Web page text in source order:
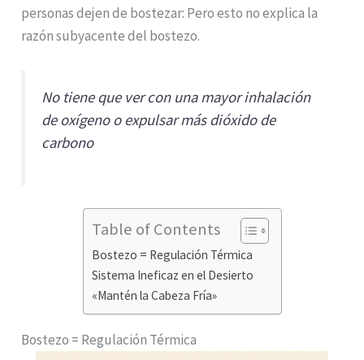
personas dejen de bostezar: Pero esto no explica la
razón subyacente del bostezo.
No tiene que ver con una mayor inhalación
de oxígeno o expulsar más dióxido de
carbono
Table of Contents
Bostezo = Regulación Térmica
Sistema Ineficaz en el Desierto
«Mantén la Cabeza Fría»
Bostezo = Regulación Térmica